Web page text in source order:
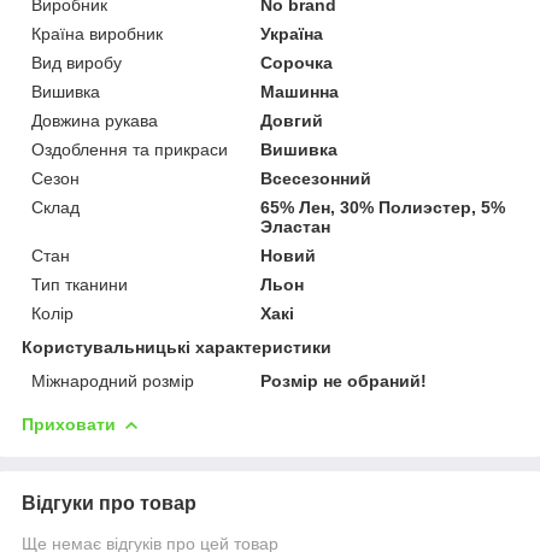
Виробник
No brand
Країна виробник
Україна
Вид виробу
Сорочка
Вишивка
Машинна
Довжина рукава
Довгий
Оздоблення та прикраси
Вишивка
Сезон
Всесезонний
Склад
65% Лен, 30% Полиэстер, 5%
Эластан
Стан
Новий
Тип тканини
Льон
Колір
Хакі
Користувальницькі характеристики
Міжнародний розмір
Розмір не обраний!
Приховати
Відгуки про товар
Ще немає відгуків про цей товар